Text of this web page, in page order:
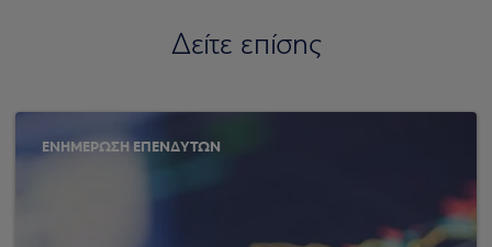
Δείτε επίσης
ΕΝΗΜΕΡΩΣΗ ΕΠΕΝΔΥΤΩΝ